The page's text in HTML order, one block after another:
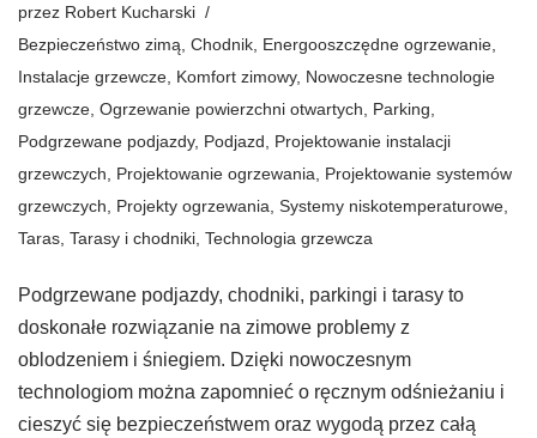
przez Robert Kucharski
Bezpieczeństwo zimą Chodnik Energooszczędne ogrzewanie
Instalacje grzewcze Komfort zimowy, Nowoczesne technologie
grzewcze Ogrzewanie powierzchni otwartych Parking
Podgrzewane podjazdy, Podjazd
Projektowanie instalacji
grzewczych
Projektowanie ogrzewania
Projektowanie systemów
grzewczych
Projekty ogrzewania Systemy niskotemperaturowe
Taras Tarasy i chodniki Technologia grzewcza
Podgrzewane podjazdy, chodniki, parkingi i tarasy to
doskonałe rozwiązanie na zimowe problemy z
oblodzeniem i śniegiem. Dzięki nowoczesnym
technologiom można zapomnieć o ręcznym odśnieżaniu i
cieszyć się bezpieczeństwem oraz wygodą przez całą